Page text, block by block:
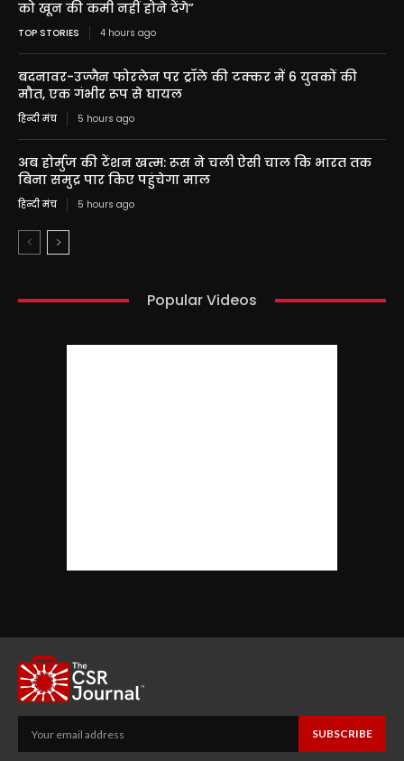
को खून की कमी नहीं होने देंगे”
TOP STORIES 4 hours ago
बदनावर-उज्जैन फोरलेन पर ट्रॉले की टक्कर में 6 युवकों की
मौत, एक गंभीर रूप से घायल
हिन्दी मंच 5 hours ago
अब होर्मुज की टेंशन खत्म: रूस ने चली ऐसी चाल कि भारत तक
बिना समुद्र पार किए पहुंचेगा माल
हिन्दी मंच 5 hours ago
Popular Videos
SUBSCRIBE